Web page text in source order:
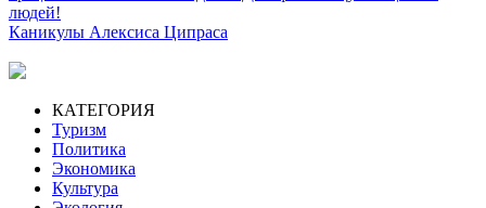
людей!
Каникулы Алексиса Ципраса
КАТЕГОРИЯ
Туризм
Политика
Экономика
Культура